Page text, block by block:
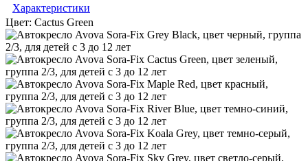
Характеристики
Цвет: Cactus Green